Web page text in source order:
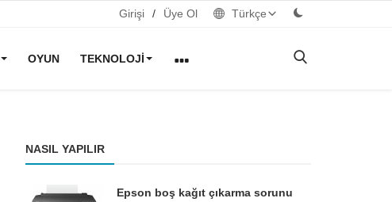
Girişi / Üye Ol Türkçe
OYUN TEKNOLOJI
NASIL YAPILIR
Epson boş kağıt çıkarma sorunu